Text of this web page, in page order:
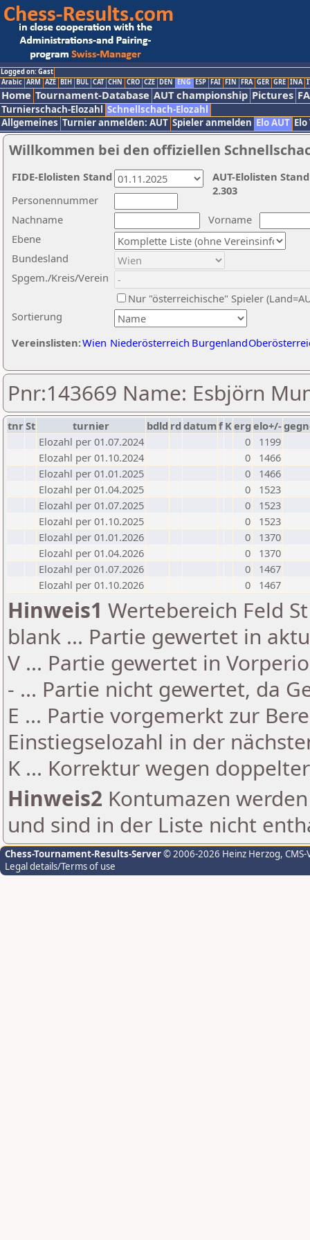
Logged on: Gast
Arabic ARM AZE BIH BUL CAT CHN CRO CZE DEN ENG ESP FAI FIN FRA GER GRE INA
Home Tournament-Database AUT championship Pictures
Turnierschach-Elozahl Schnellschach-Elozahl
Allgemeines Turnier anmelden: AUT Spieler anmelden Elo AUT
Willkommen bei den offiziellen
Nachname
Vorname
Ebene
Sortierung
Personennummer
Bundesland
Spgem./Kreis/Verein
Nur "österreichische" Spieler
Vereinslisten:Wien Niederösterreich Burgenland
AUT-Elolisten
2.303
FIDE-Elolisten Stand
Pnr:143669 Name: Esbjörn
tnrSt turnier bdld rd datumf Kerg elo+/-
Elozahl per 01.07.2024
0
1199
Elozahl per 01.10.2024
0
1466
Elozahl per 01.01.2025
0
1466
Elozahl per 01.04.2025
0
1523
Elozahl per 01.07.2025
0
1523
Elozahl per 01.10.2025
0
1523
Elozahl per 01.01.2026
0
1370
Elozahl per 01.04.2026
0
1370
Elozahl per 01.07.2026
0
1467
Elozahl per 01.10.2026
0 1467
Hinweis1 Wertebereich Feld
blank ... Partie gewertet in
V ... Partie gewertet in
- ... Partie nicht gewertet, da
E ... Partie vorgemerkt zur
Einstiegselozahl in der
K ... Korrektur wegen
Hinweis2 Kontumazen
und sind in der Liste nicht
Chess-Tournament-Results-Server© 2006-2026 Heinz Herzog,
Legal details/Terms of use